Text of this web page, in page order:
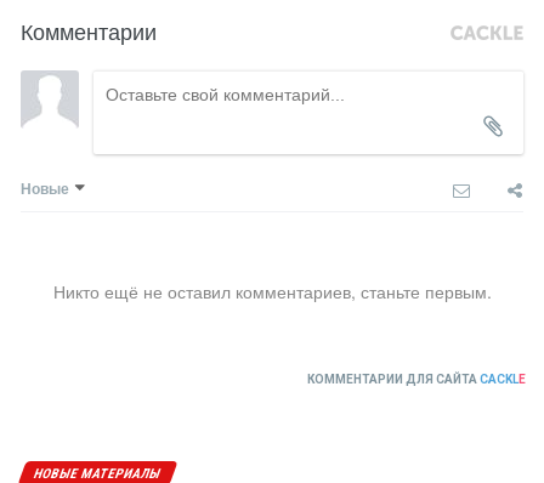
Комментарии
Новые
Никто ещё не оставил комментариев, станьте первым.
КОММЕНТАРИИ ДЛЯ САЙТА CACKLE
НОВЫЕ МАТЕРИАЛЫ